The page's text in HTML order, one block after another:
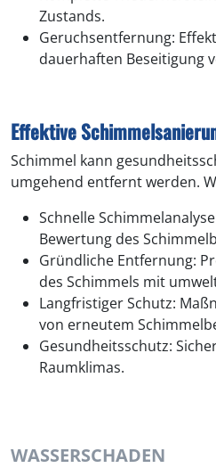
Zustands.
Geruchsentfernung:
dauerhaften Beseitigung
Effektive
Schimmel kann
umgehend entfernt werden.
Schnelle
Bewertung des
Gründliche Entfernung:
des Schimmels mit
Langfristiger Schutz:
von erneutem
Gesundheitsschutz:
Raumklimas.
WASSERSCHADEN